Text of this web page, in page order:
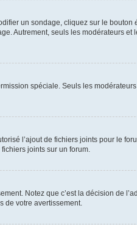
un sondage, cliquez sur le bouton
Autrement, seuls les modérateurs et
spéciale. Seuls les
l’ajout de fichiers joints pour le
joints sur un forum.
Notez que c’est la décision de
de votre avertissement.